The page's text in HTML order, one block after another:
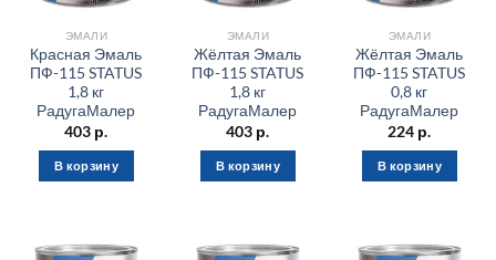
ЭМАЛИ
Красная Эмаль
ПФ-115 STATUS
1,8 кг
РадугаМалер
403 р.
В корзину
ЭМАЛИ
Жёлтая Эмаль
ПФ-115 STATUS
1,8 кг
РадугаМалер
403 р.
В корзину
ЭМАЛИ
Жёлтая Эмаль
ПФ-115 STATUS
0,8 кг
РадугаМалер
224 р.
В корзину